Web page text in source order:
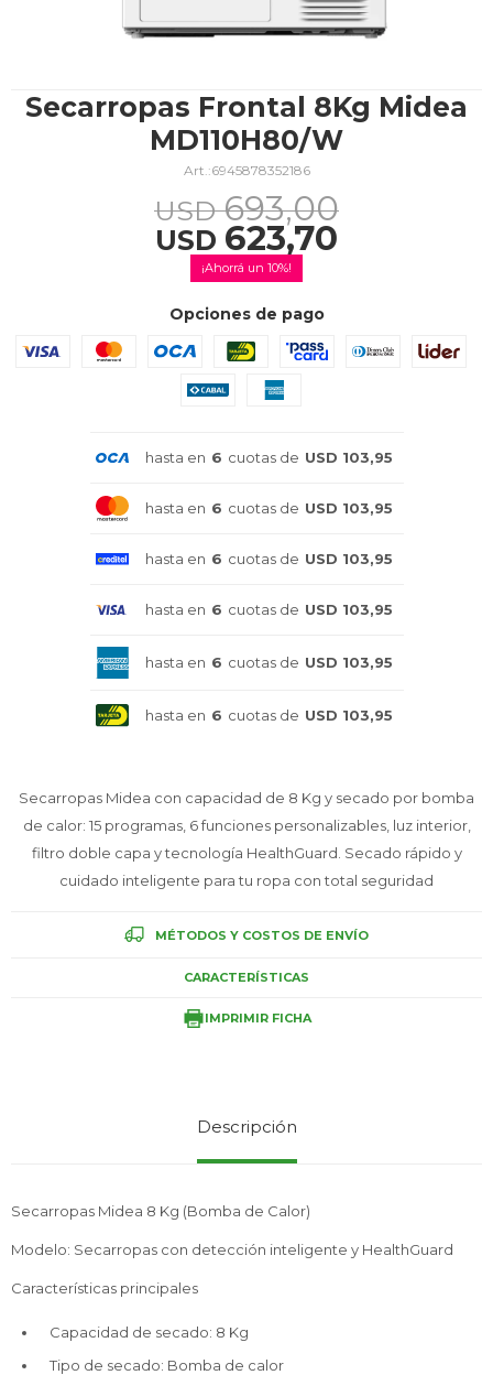
Secarropas Frontal 8Kg Midea
MD110H80/W
6945878352186
USD 623,70
USD 693,00
10
Opciones de pago
hasta en 6 cuotas de USD 103,95
hasta en 6 cuotas de USD 103,95
hasta en 6 cuotas de USD 103,95
hasta en 6 cuotas de USD 103,95
hasta en 6 cuotas de USD 103,95
hasta en 6 cuotas de USD 103,95
Secarropas Midea con capacidad de 8 Kg y secado por bomba
de calor: 15 programas, 6 funciones personalizables, luz interior,
filtro doble capa y tecnología HealthGuard. Secado rápido y
cuidado inteligente para tu ropa con total seguridad
MÉTODOS Y COSTOS DE ENVÍO
CARACTERÍSTICAS
IMPRIMIR FICHA
Descripción
Secarropas Midea 8 Kg (Bomba de Calor)
Modelo: Secarropas con detección inteligente y HealthGuard
Características principales
Capacidad de secado: 8 Kg
Tipo de secado: Bomba de calor
Cuidado personal
Celulares
Atención Personalizada
Local